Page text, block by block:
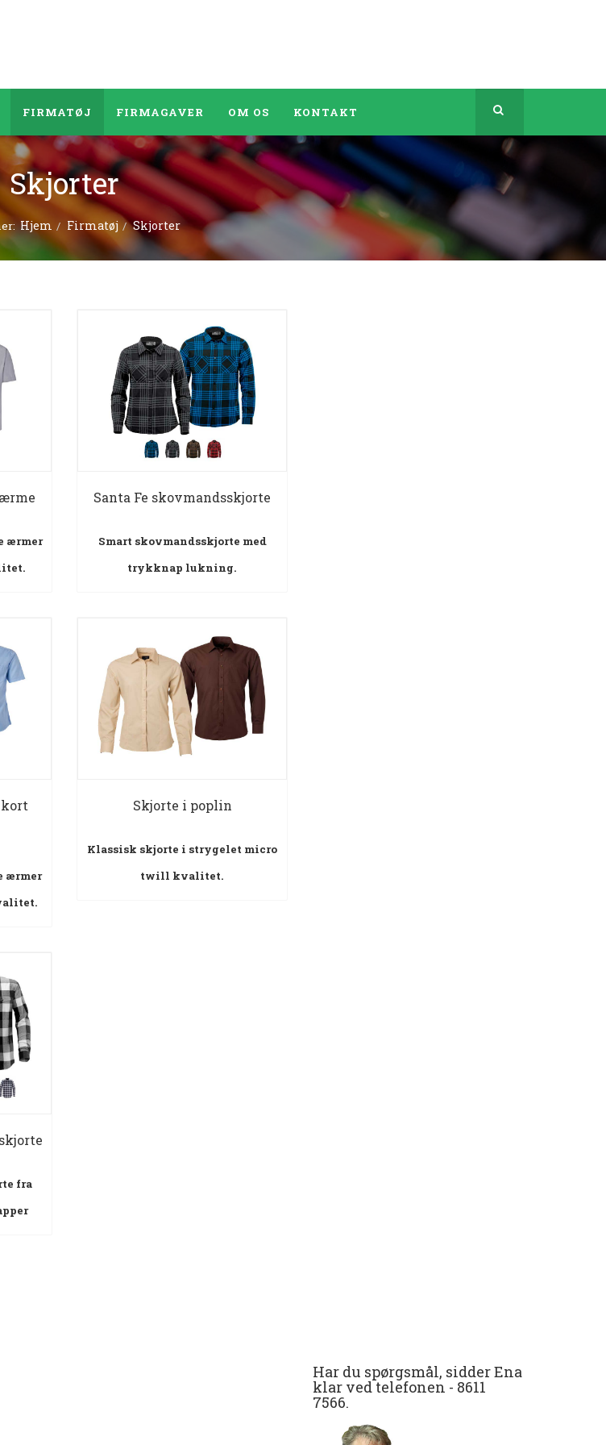
FIRMATØJ FIRMAGAVER OM OS KONTAKT
Skjorter
Hjem Firmatøj Skjorter
ærmer
Santa Fe skovmandsskjorte
Smart skovmandsskjorte med
trykknap lukning.
ærmer
Skjorte i poplin
Klassisk skjorte i strygelet micro
twill kvalitet.
fra
Har du spørgsmål, sidder Ena
klar ved telefonen - 8611
7566.